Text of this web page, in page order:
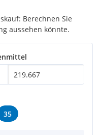
Berechnen Sie
aussehen könnte.
35